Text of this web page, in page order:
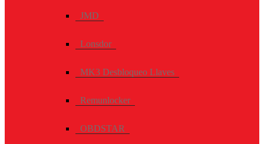
JMD
Lonsdor
MK3 Desbloqueo Llaves
Remunlocker
OBDSTAR